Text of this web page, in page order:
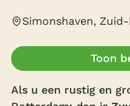
Simonshaven,
Toon
Als u een rustig en